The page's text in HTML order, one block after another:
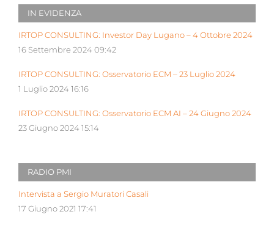
IN EVIDENZA
IRTOP CONSULTING: Investor Day Lugano – 4 Ottobre 2024
16 Settembre 2024 09:42
IRTOP CONSULTING: Osservatorio ECM – 23 Luglio 2024
1 Luglio 2024 16:16
IRTOP CONSULTING: Osservatorio ECM AI – 24 Giugno 2024
23 Giugno 2024 15:14
RADIO PMI
Intervista a Sergio Muratori Casali
17 Giugno 2021 17:41